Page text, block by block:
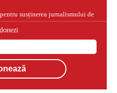
susținerea jurnalismului de